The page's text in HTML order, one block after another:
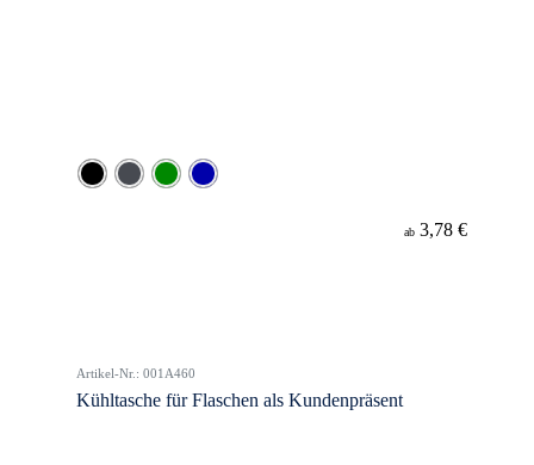
ab 3,78 €
Artikel-Nr.: 001A460
Kühltasche für Flaschen als Kundenpräsent